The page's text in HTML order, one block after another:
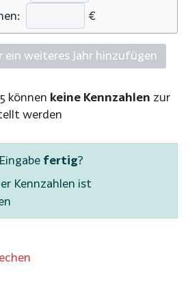
€
ein weiteres Jahr hinzufügen
können keine Kennzahlen zur
werden
fertig?
Kennzahlen ist